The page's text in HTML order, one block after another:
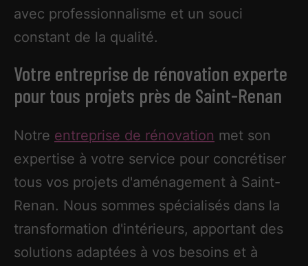
avec professionnalisme et un souci
constant de la qualité.
Votre entreprise de rénovation experte
pour tous projets près de Saint-Renan
Notre entreprise de rénovation met son
expertise à votre service pour concrétiser
tous vos projets d'aménagement à Saint-
Renan. Nous sommes spécialisés dans la
transformation d'intérieurs, apportant des
solutions adaptées à vos besoins et à